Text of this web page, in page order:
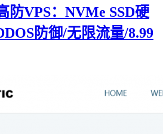
防VPS：NVMe SSD硬
防御/无限流量/8.99